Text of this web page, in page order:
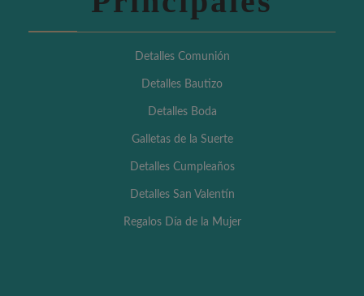
Detalles Comunión
Detalles Bautizo
Detalles Boda
Galletas de la Suerte
Detalles Cumpleaños
Detalles San Valentín
Regalos Día de la Mujer